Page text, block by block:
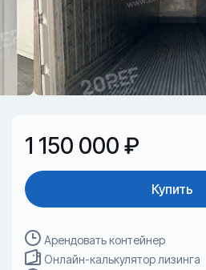
1 150 000 ₽
Купить
Арендовать контейнер
Онлайн-калькулятор лизинга